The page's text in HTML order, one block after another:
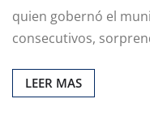
quien gobernó el
consecutivos,
LEER MAS